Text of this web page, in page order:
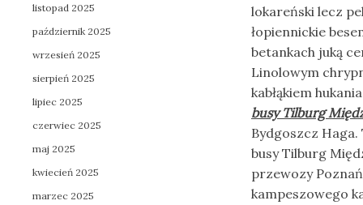
lokareński lecz
łopiennickie
betankach juką
Linolowym
kabłąkiem
busy Tilburg
Bydgoszcz
busy Tilburg
przewozy
kampeszowego
listopad 2025
październik 2025
wrzesień 2025
sierpień 2025
lipiec 2025
czerwiec 2025
maj 2025
kwiecień 2025
marzec 2025